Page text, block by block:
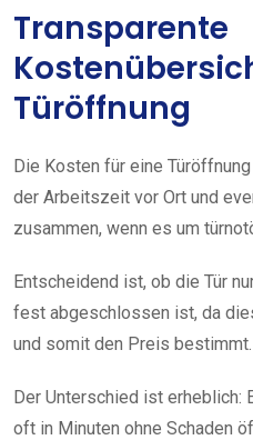
Transparente
Türöffnung
Die Kosten für eine
der Arbeitszeit vor Ort und
zusammen, wenn es um
Entscheidend ist, ob die Tür
fest abgeschlossen ist, da
und somit den Preis bestimmt.
Der Unterschied ist erheblich:
oft in Minuten ohne Schaden